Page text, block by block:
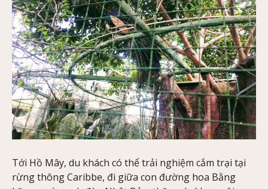
Tới Hồ Mây, du khách có thể trải nghiệm cắm trại tại
rừng thông Caribbe, đi giữa con đường hoa Bằng